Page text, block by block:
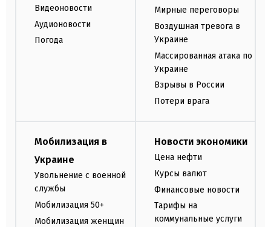
Видеоновости
Аудионовости
Погода
Мирные переговоры
Воздушная тревога в
Украине
Массированная атака по
Украине
Взрывы в России
Потери врага
Мобилизация в
Украине
Увольнение с военной
службы
Мобилизация 50+
Мобилизация женщин
Новости экономики
Цена нефти
Курсы валют
Финансовые новости
Тарифы на
коммунальные услуги